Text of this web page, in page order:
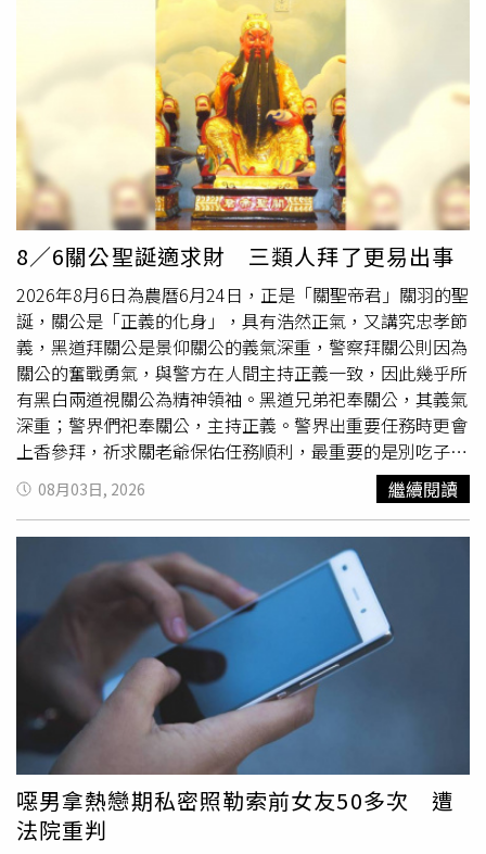
器，卻被吳姓男子抓到監視器使用公寓的公共插座，因此報
警提告。台北地檢署以竊盜罪起訴張姓男子，他在北院審查
庭上承認竊電，法官以簡易判決處刑，處罰金4千元。犯罪
所得通常會宣告沒收或追徵，一審法官以本案小米監視器的
耗電度、約2個月的用電量算出張姓男子竊取24.192元的電
能「犯罪所得價值低微」，如果開啟沒收程序，掛號通知張
姓男子到案的郵務費用只怕就超過24元，執行成本遠高於沒
收實益，欠缺剝奪被告犯罪利得的重要性，因此不予宣告沒
收及追徵價額。北檢上訴主張，張姓男子被警方約談時就應
該知道偷接公共電源可能犯法
，仍未拔掉監視器插頭，直到
一審開準備庭才停止竊電，以此認定他多偷了5個多月的電
力，只罰4千元太輕，應加重改判。二審法官引用刑事訴訟
法，「法院不得就未經起訴之犯罪審判」，本案起訴書認定
的竊電時間是2025年1月1日（鄰居報案）到同年3月4日
（警方約談），檢方上訴卻把犯罪時間擴張到同年8月12日
（一審開庭），這和張姓男子去年1月到3月間的竊電不屬於
同一次犯罪行為，並非本案起訴效力所及，原審量刑並無違
誤，因此駁回檢方上訴，判罰被告4千元確定。本案不只檢
察官上訴，張姓男子也想打到二審，他卻在上訴期滿兩天後
才遞狀，遭合議庭駁回，但因為檢方有上訴，讓他發現起死
回生的機會，開始委任律師，並且推翻一審認罪的立場，主
張他繳給台電的電費已包含公共電源的費用，不知私家監視
器接公共插座會觸法，請求改判免刑。二審法官認定，張姓
男子明知公共插座多接監視器會增加公寓整體用電量，讓其
他住戶都得多付電費，「不知者無罪」的辯詞不合理，因此
也駁回他的上訴。
8／6關公聖誕適求財 三類人拜了更易出事
2026年8月6日為農曆6月24日，正是「關聖帝君」關羽的聖
誕，關公是「正義的化身」，具有浩然正氣，又講究忠孝節
義，黑道拜關公是景仰關公的義氣深重，警察拜關公則因為
關公的奮戰勇氣，與警方在人間主持正義一致，因此幾乎所
有黑白兩道視關公為精神領袖。黑道兄弟祀奉關公，其義氣
深重；警界們祀奉關公，主持正義。警界出重要任務時更會
上香參拜，祈求關老爺保佑任務順利，最重要的是別吃子
彈。 關公首創「原、收、出、存」的記帳法，生前亦是軍
事家，從事兵站工作，精於算數計帳，曾設簿記法，發明日
清簿，也是「財神的化身」。 拜關公適合祈求正財，想要
中大獎、發橫財、求偏財運者不適合，用不當手段或欺壓拐
騙等不道德方法賺錢及犯法，見不得光的行業，詐騙、地下
錢莊、暴力討債、破壞家庭感情當人小三、小王等，最好不
要拜關公，否則不只無法獲得庇佑，還自投羅網，會受到懲
罰。但若願意痛改前非者，真心悔過，棄暗投明，這時候祭
拜關聖帝君才有機會求得保佑。
08月03日, 2026 繼續閱讀
噁男拿熱戀期私密照勒索前女友50多次 遭
法院重判